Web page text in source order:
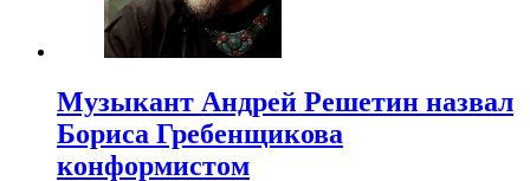
Музыкант Андрей Решетин назвал
Бориса Гребенщикова
конформистом